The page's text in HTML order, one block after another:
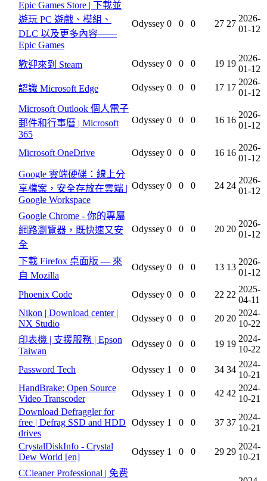
Epic Games Store | 下載並
遊玩 PC 遊戲、模組、
DLC 以及更多內容——
Epic Games
Odyssey 0 0 0 27 27
2026-
01-12
歡迎來到 Steam Odyssey 0 0 0 19 19
2026-
01-12
認識 Microsoft Edge
Odyssey 0 0 0 17 17
2026-
01-12
Microsoft Outlook 個人電子
郵件和行事曆 | Microsoft
365
Odyssey 0 0 0 16 16
2026-
01-12
Microsoft OneDrive Odyssey 0 0 0 16 16
2026-
01-12
Google 雲端硬碟：線上分
享檔案，安全存放在雲端 |
Google Workspace
Odyssey 0 0 0 24 24
2026-
01-12
Google Chrome - 你的專屬
網路瀏覽器，既快速又安
全
Odyssey 0 0 0 20 20
2026-
01-12
下載 Firefox 桌面版 — 來
自 Mozilla
Odyssey 0 0 0 13 13
2026-
01-12
Phoenix Code Odyssey 0 0 0 22 22
2025-
04-11
Nikon | Download center |
NX Studio
Odyssey 0 0 0 20 20
2024-
10-22
印表機 | 支援服務 | Epson
Taiwan
Odyssey 0 0 0 19 19
2024-
10-22
Password Tech
Odyssey 1 0 0 34 34
2024-
10-21
HandBrake: Open Source
Video Transcoder
Odyssey 1 0 0 42 42
2024-
10-21
Download Defraggler for
free | Defrag SSD and HDD
drives
Odyssey 1 0 0 37 37
2024-
10-21
CrystalDiskInfo - Crystal
Dew World [en]
Odyssey 1 0 0 29 29
2024-
10-21
CCleaner Professional | 免费